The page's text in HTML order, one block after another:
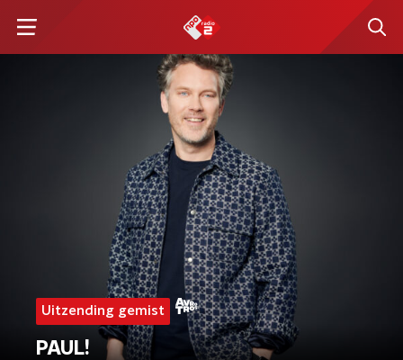
Uitzending gemist
PAUL!